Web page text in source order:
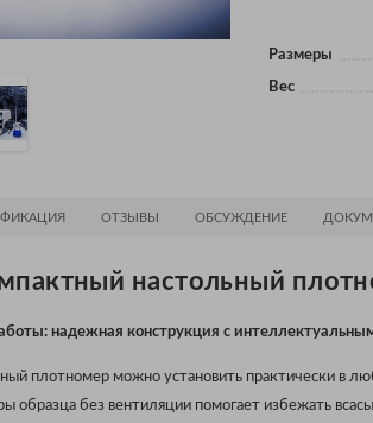
Размеры
Вес
ОТЗЫВЫ ОБСУЖДЕНИЕ
настольный
надежная конструкция с
плотномер можно установить практически в
образца без вентиляции помогает избежать